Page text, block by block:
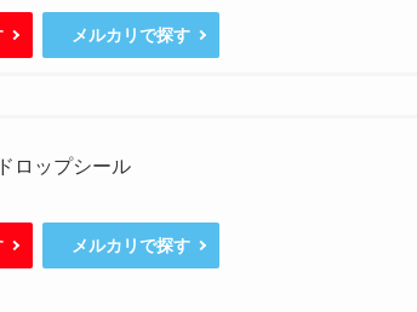
メルカリで探す
ロップシール
メルカリで探す